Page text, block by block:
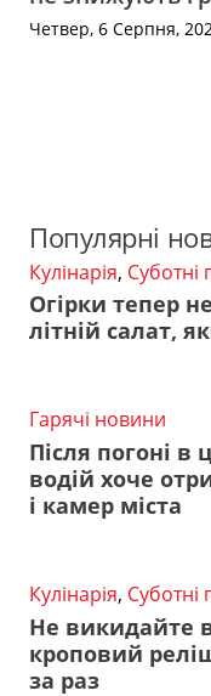
Четвер, 6 Серпня,
Популярні
Кулінарія, Суботні
Огірки тепер
літній салат,
Гарячі новини
Після погоні в
водій хоче
і камер міста
Кулінарія, Суботні
Не викидайте
кроповий
за раз